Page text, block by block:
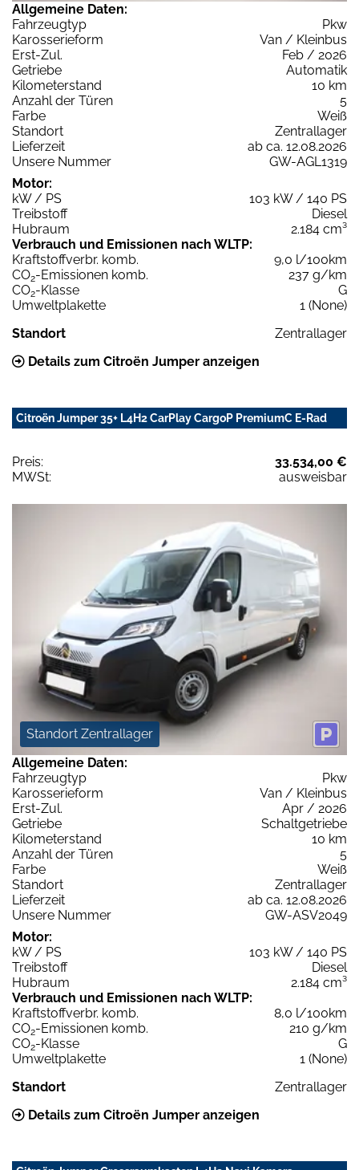
Allgemeine Daten:
Fahrzeugtyp
Pkw
Karosserieform
Van / Kleinbus
Erst-Zul.
Feb / 2026
Getriebe
Automatik
Kilometerstand
10 km
Anzahl der Türen
5
Farbe
Weiß
Standort
Zentrallager
Lieferzeit
ab ca. 12.08.2026
Unsere Nummer
GW-AGL1319
Motor:
kW / PS
103 kW / 140 PS
Treibstoff
Diesel
Hubraum
2.184 cm³
Verbrauch und Emissionen nach WLTP:
Kraftstoffverbr. komb.
9,0 l/100km
CO2-Emissionen komb.
237 g/km
CO2-Klasse
G
Umweltplakette
1 (None)
Standort
Zentrallager
Details zum Citroën Jumper anzeigen
Citroën Jumper 35+ L4H2 CarPlay CargoP PremiumC E-Rad
Preis:
33.534,00 €
MWSt:
ausweisbar
Standort Zentrallager
Allgemeine Daten:
Fahrzeugtyp
Pkw
Karosserieform
Van / Kleinbus
Erst-Zul.
Apr / 2026
Getriebe
Schaltgetriebe
Kilometerstand
10 km
Anzahl der Türen
5
Farbe
Weiß
Standort
Zentrallager
Lieferzeit
ab ca. 12.08.2026
Unsere Nummer
GW-ASV2049
Motor:
kW / PS
103 kW / 140 PS
Treibstoff
Diesel
Hubraum
2.184 cm³
Verbrauch und Emissionen nach WLTP:
Kraftstoffverbr. komb.
8,0 l/100km
CO2-Emissionen komb.
210 g/km
CO2-Klasse
G
Umweltplakette
1 (None)
Standort
Zentrallager
Details zum Citroën Jumper anzeigen